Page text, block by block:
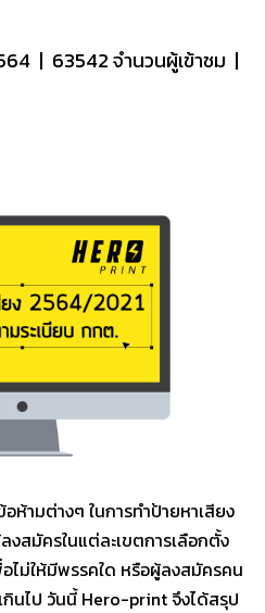
| 63542 จำนวนผู้เข้าชม |
ามต่างๆ ในการทำป้ายหาเสียง
งสมัครในแต่ละเขตการเลือกตั้ง
ไม่ให้มีพรรคใด หรือผู้ลงสมัครคน
กินไป วันนี้ Hero-print จึงได้สรุป